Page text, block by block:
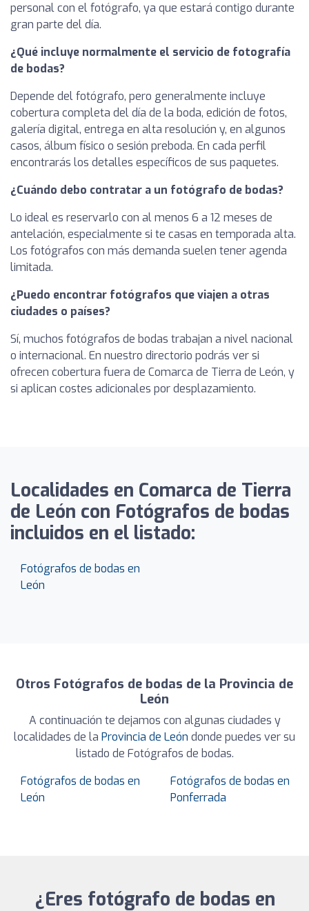
personal con el fotógrafo, ya que estará contigo durante
gran parte del día.
¿Qué incluye normalmente el servicio de fotografía
de bodas?
Depende del fotógrafo, pero generalmente incluye
cobertura completa del día de la boda, edición de fotos,
galería digital, entrega en alta resolución y, en algunos
casos, álbum físico o sesión preboda. En cada perfil
encontrarás los detalles específicos de sus paquetes.
¿Cuándo debo contratar a un fotógrafo de bodas?
Lo ideal es reservarlo con al menos 6 a 12 meses de
antelación, especialmente si te casas en temporada alta.
Los fotógrafos con más demanda suelen tener agenda
limitada.
¿Puedo encontrar fotógrafos que viajen a otras
ciudades o países?
Sí, muchos fotógrafos de bodas trabajan a nivel nacional
o internacional. En nuestro directorio podrás ver si
ofrecen cobertura fuera de Comarca de Tierra de León, y
si aplican costes adicionales por desplazamiento.
Localidades en Comarca de Tierra
de León con Fotógrafos de bodas
incluidos en el listado:
Fotógrafos de bodas en
León
Otros Fotógrafos de bodas de la Provincia de
León
A continuación te dejamos con algunas ciudades y
localidades de la Provincia de León donde puedes ver su
listado de Fotógrafos de bodas.
Fotógrafos de bodas en
León
Fotógrafos de bodas en
Ponferrada
¿Eres fotógrafo de bodas en